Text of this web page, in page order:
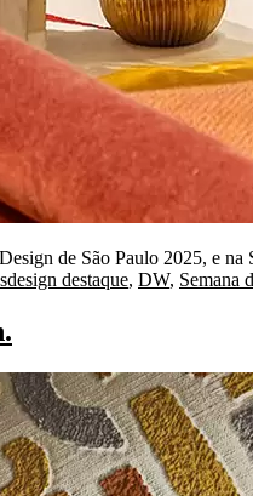
de São Paulo 2025, e
Tags:
design destaque, DW, Semana